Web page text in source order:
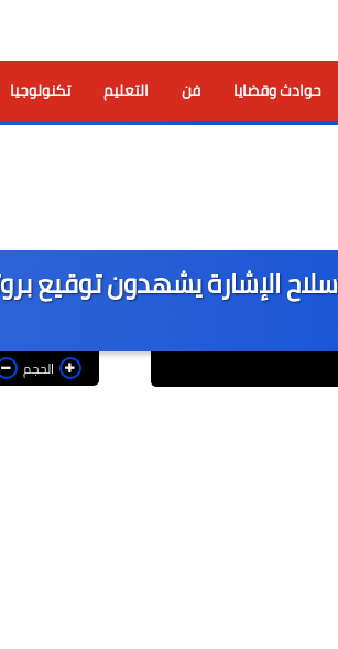
حوادث وقضايا فن التعليم تكنولوجيا
الإشارة يشهدون توقيع
الحجم